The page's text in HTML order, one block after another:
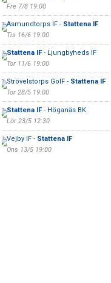
Fre 7/8 19:00
Asmundtorps IF - Stattena IF
Tis 16/6 19:00
Stattena IF- Ljungbyheds IF
Tor 11/6 19:00
Strövelstorps GoIF - Stattena IF
Tor 28/5 19:00
Stattena IF- Höganäs BK
Lör 23/5 12:30
Vejby IF - Stattena IF
Ons 13/5 19:00